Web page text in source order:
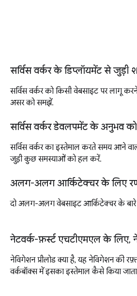
सर्विस वर्कर के डिप्लॉयमेंट से जुड़ी
सर्विस वर्कर को किसी वेबसाइट पर लागू
असर को समझें.
सर्विस वर्कर डेवलपमेंट के अनुभव को
सर्विस वर्कर का इस्तेमाल करते समय आने
जुड़ी कुछ समस्याओं को हल करें.
अलग-अलग आर्किटेक्चर के लिए
दो अलग-अलग वेबसाइट आर्किटेक्चर के बारे
नेटवर्क-फ़र्स्ट एचटीएमएल के लिए,
नेविगेशन प्रीलोड क्या है, यह नेविगेशन की
वर्कबॉक्स में इसका इस्तेमाल कैसे किया